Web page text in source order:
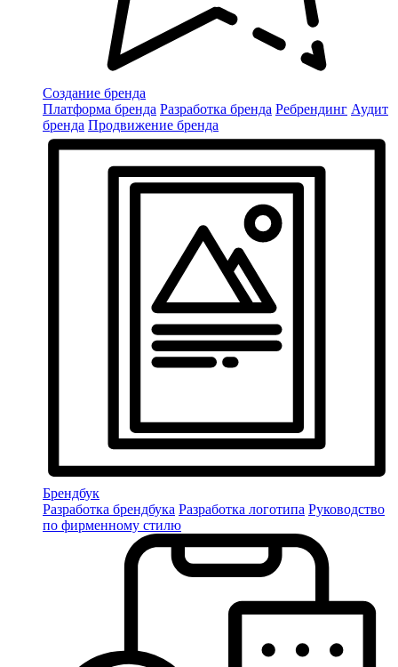
Создание бренда
Платформа бренда Разработка бренда Ребрендинг Аудит
бренда Продвижение бренда
Брендбук
Разработка брендбука Разработка логотипа Руководство
по фирменному стилю